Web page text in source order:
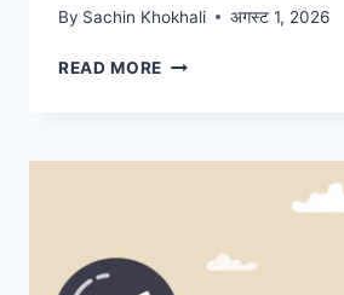
By Sachin Khokhali अगस्ट 1, 2026
READ MORE